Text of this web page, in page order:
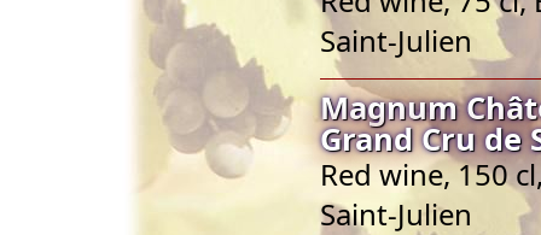
Saint-Julien
Magnum
Grand Cru de
Red wine, 150
Saint-Julien